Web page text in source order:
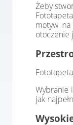
Żeby
motyw
otoczenie
Wybranie
jak